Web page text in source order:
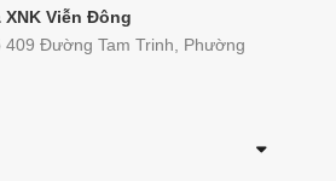
XNK Viễn Đông
Đường Tam Trinh, Phường